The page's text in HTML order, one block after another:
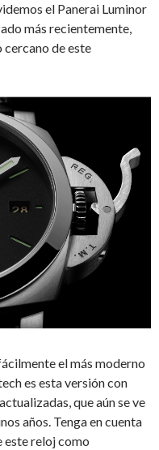
el Panerai Luminor
más recientemente,
cercano de este
el más moderno
es esta versión con
que aún se ve
años. Tenga en cuenta
este reloj como